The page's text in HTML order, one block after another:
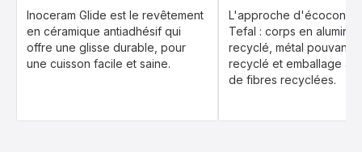
Inoceram Glide est le revêtement
en céramique antiadhésif qui
offre une glisse durable, pour
une cuisson facile et saine.
L'approche
Tefal : corps en
recyclé, métal pouvant
recyclé et emballage
de fibres recyclées.